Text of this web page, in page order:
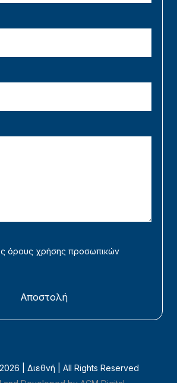
όρους χρήσης προσωπικών
Αποστολή
2026 | Διεθνή | All Rights Reserved